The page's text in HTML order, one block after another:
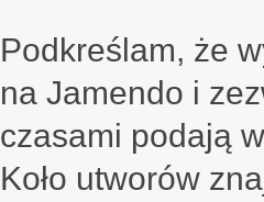
Podkreślam, że
na Jamendo i
czasami podają
Koło utworów